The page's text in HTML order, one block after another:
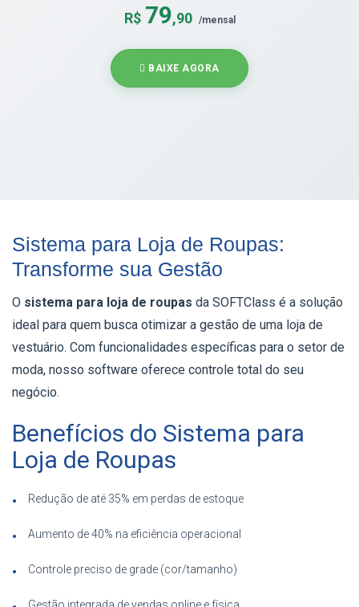
R$ 79,90 /mensal
BAIXE AGORA
Sistema para Loja de Roupas:
Transforme sua Gestão
O sistema para loja de roupas da SOFTClass é a solução
ideal para quem busca otimizar a gestão de uma loja de
vestuário. Com funcionalidades específicas para o setor de
moda, nosso software oferece controle total do seu
negócio.
Benefícios do Sistema para
Loja de Roupas
Redução de até 35% em perdas de estoque
Aumento de 40% na eficiência operacional
Controle preciso de grade (cor/tamanho)